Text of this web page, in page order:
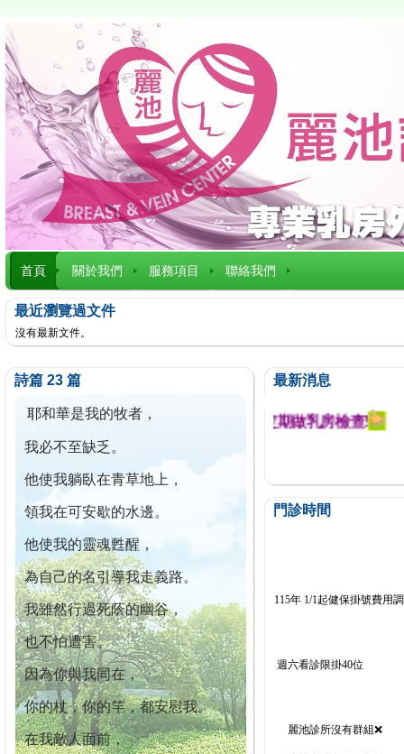
首頁 關於我們 服務項目 聯絡我們
最近瀏覽過文件
沒有最新文件。
詩篇 23 篇
耶和華是我的牧者，
我必不至缺乏。
他使我躺臥在青草地上，
領我在可安歇的水邊。
他使我的靈魂甦醒，
為自己的名引導我走義路。
我雖然行過死蔭的幽谷，
也不怕遭害。
因為你與我同在，
你的杖，你的竿，都安慰我。
在我敵人面前，
最新消息
迄今已篩檢出1700位乳癌患者,提醒您定期做乳房檢查!
門診時間
115年 1/1起健保掛號費用
週六看診限掛40位
麗池診所沒有群組❌